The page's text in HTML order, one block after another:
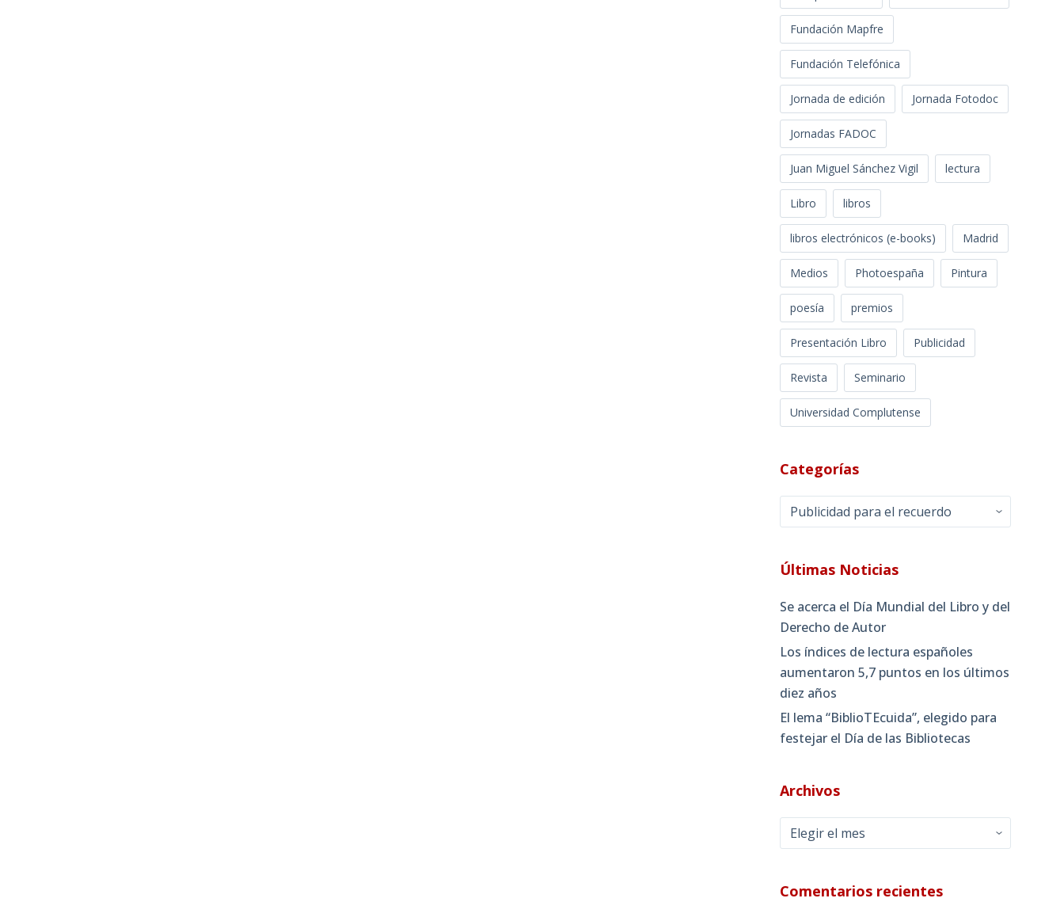
Fundación Mapfre
Fundación Telefónica
Jornada de edición Jornada Fotodoc
Jornadas FADOC
Juan Miguel Sánchez Vigil lectura
Libro libros
libros electrónicos (e-books) Madrid
Medios Photoespaña Pintura
poesía premios
Presentación Libro Publicidad
Revista Seminario
Universidad Complutense
Categorías
Categorías
Últimas Noticias
Se acerca el Día Mundial del Libro y del
Derecho de Autor
Los índices de lectura españoles
aumentaron 5,7 puntos en los últimos
diez años
El lema “BiblioTEcuida”, elegido para
festejar el Día de las Bibliotecas
Archivos
Archivos
Comentarios recientes